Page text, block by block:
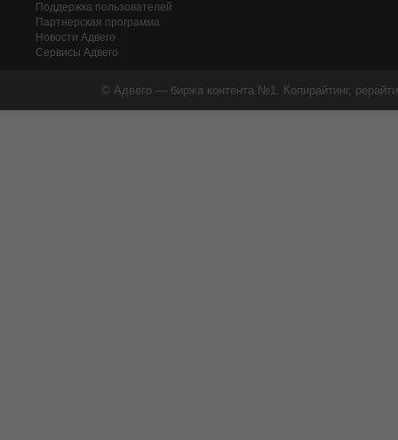
Поддержка пользователей
Партнерская программа
Новости Адвего
Сервисы Адвего
© Адвего — биржа контента №1. Копирайтинг,